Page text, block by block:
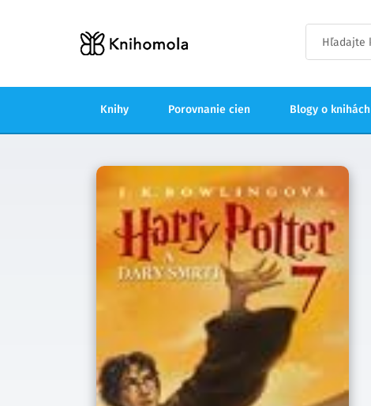
Knihy Porovnanie cien Blogy o knihách